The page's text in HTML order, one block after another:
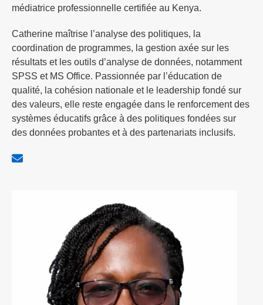
médiatrice professionnelle certifiée au Kenya.
Catherine maîtrise l’analyse des politiques, la
coordination de programmes, la gestion axée sur les
résultats et les outils d’analyse de données, notamment
SPSS et MS Office. Passionnée par l’éducation de
qualité, la cohésion nationale et le leadership fondé sur
des valeurs, elle reste engagée dans le renforcement des
systèmes éducatifs grâce à des politiques fondées sur
des données probantes et à des partenariats inclusifs.